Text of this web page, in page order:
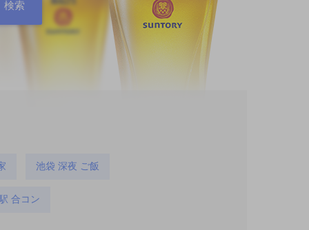
池袋 深夜 ご飯
合コン